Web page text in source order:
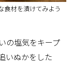
食材を漬けてみよう
の塩気をキープ
いぬかをした